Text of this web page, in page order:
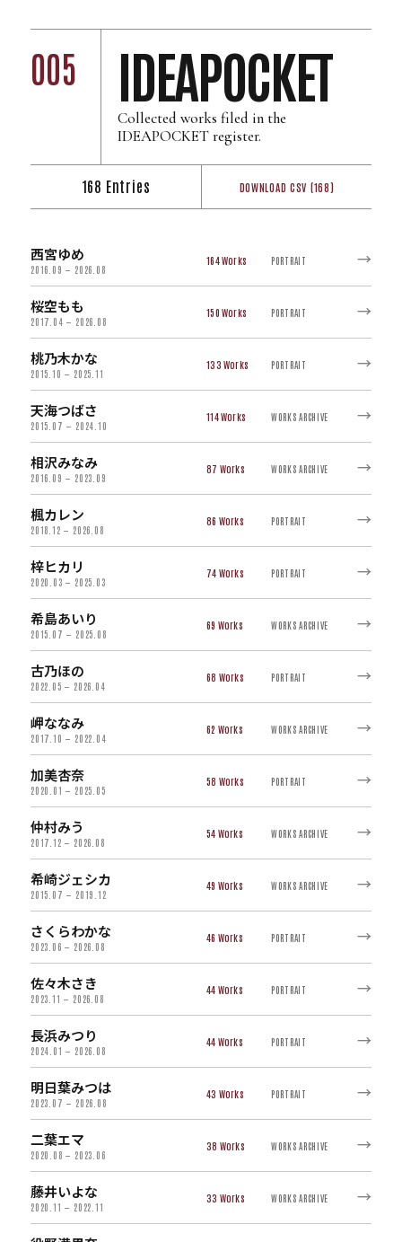
005 IDEAPOCKET
Collected works filed in the
IDEAPOCKET register.
168 Entries DOWNLOAD CSV (168)
西宮ゆめ
2016.09 — 2026.08
164 PORTRAIT →
桜空もも
2017.04 — 2026.08
150 PORTRAIT →
桃乃木かな
2015.10 — 2025.11
133 PORTRAIT →
天海つばさ
2015.07 — 2024.10
114 WORKS ARCHIVE →
相沢みなみ
2016.09 — 2023.09
87 WORKS ARCHIVE →
楓カレン
2018.12 — 2026.08
86 PORTRAIT →
梓ヒカリ
2020.03 — 2025.03
74 PORTRAIT →
希島あいり
2015.07 — 2025.08
69 WORKS ARCHIVE →
古乃ほの
2022.05 — 2026.04
68 PORTRAIT →
岬ななみ
2017.10 — 2022.04
62 WORKS ARCHIVE →
加美杏奈
2020.01 — 2025.05
58 PORTRAIT →
仲村みう
2017.12 — 2026.08
54 WORKS ARCHIVE →
希崎ジェシカ
2015.07 — 2019.12
49 WORKS ARCHIVE →
さくらわかな
2023.06 — 2026.08
46 PORTRAIT →
佐々木さき
2023.11 — 2026.08
44 PORTRAIT →
長浜みつり
2024.01 — 2026.08
44 PORTRAIT →
明日葉みつは
2023.07 — 2026.08
43 PORTRAIT →
二葉エマ
2020.08 — 2023.06
38 WORKS ARCHIVE →
藤井いよな
2020.11 — 2022.11
33 WORKS ARCHIVE →